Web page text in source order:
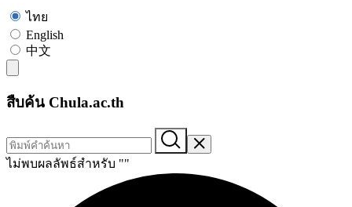
ไทย
English
中文
สืบค้น Chula.ac.th
ไม่พบผลลัพธ์สำหรับ ""